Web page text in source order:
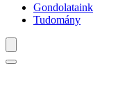
Gondolataink
Tudomány